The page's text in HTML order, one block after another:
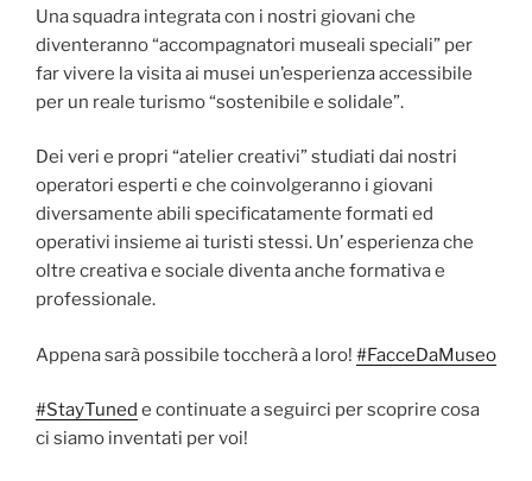
Una squadra integrata con i nostri giovani che
diventeranno “accompagnatori museali speciali” per
far vivere la visita ai musei un’esperienza accessibile
per un reale turismo “sostenibile e solidale”.
Dei veri e propri “atelier creativi” studiati dai nostri
operatori esperti e che coinvolgeranno i giovani
diversamente abili specificatamente formati ed
operativi insieme ai turisti stessi. Un’ esperienza che
oltre creativa e sociale diventa anche formativa e
professionale.
Appena sarà possibile toccherà a loro! #FacceDaMuseo
#StayTuned e continuate a seguirci per scoprire cosa
ci siamo inventati per voi!